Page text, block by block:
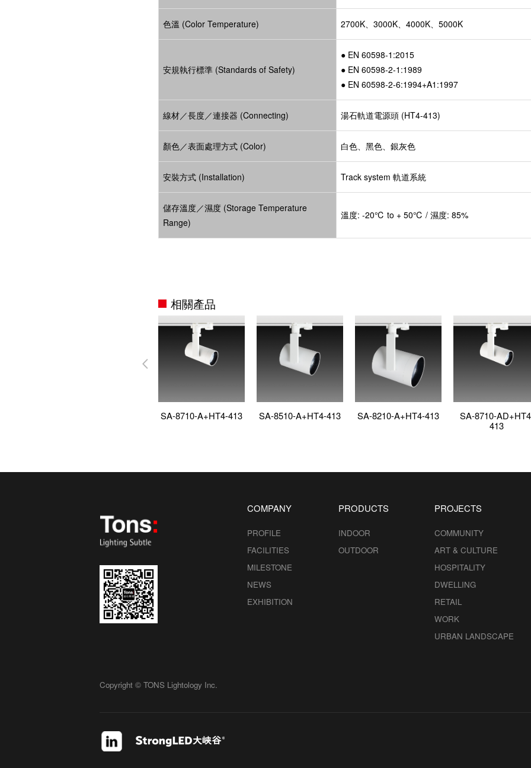
色溫 (Color Temperature) 2700K、3000K、4000K、5000K
安規執行標準 (Standards of Safety)
● EN 60598-1:2015
● EN 60598-2-1:1989
● EN 60598-2-6:1994+A1:1997
線材／長度／連接器 (Connecting) 湯石軌道電源頭 (HT4-413)
顏色／表面處理方式 (Color) 白色、黑色、銀灰色
安裝方式 (Installation) Track system 軌道系統
儲存溫度／濕度 (Storage Temperature
Range)
溫度: -20℃ to + 50℃ / 濕度: 85%
相關產品
SA-8710-A+HT4-413 SA-8510-A+HT4-413 SA-8210-A+HT4-413
SA-8710-
413
Copyright © TONS Lightology Inc.
COMPANY
PROFILE
FACILITIES
MILESTONE
NEWS
EXHIBITION
PRODUCTS
INDOOR
OUTDOOR
PROJECTS
COMMUNITY
ART & CULTURE
HOSPITALITY
DWELLING
RETAIL
WORK
URBAN LANDSCAPE